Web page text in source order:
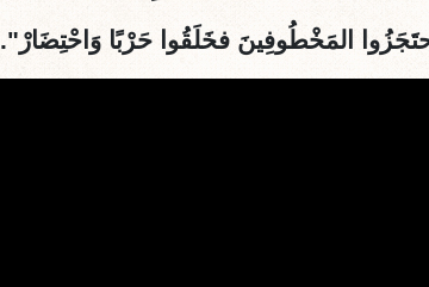
المَخْطُوفِينَ فخَلَقُوا حَرْبًا وَاحْتِضَارْ".